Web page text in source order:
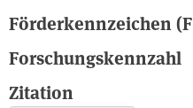
Förderkennzeichen
Forschungskennzahl
Zitation